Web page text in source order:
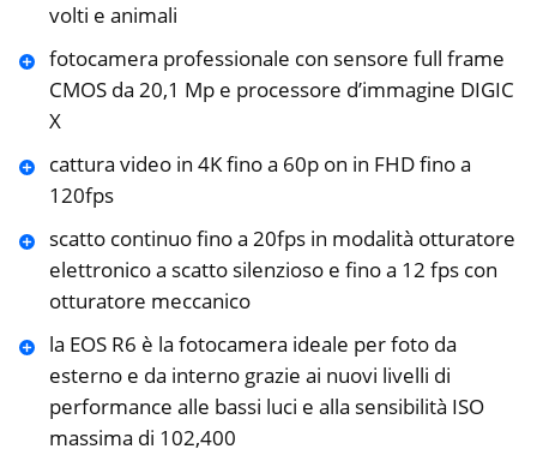
volti e animali
fotocamera professionale con sensore full frame
CMOS da 20,1 Mp e processore d’immagine DIGIC
X
cattura video in 4K fino a 60p on in FHD fino a
120fps
scatto continuo fino a 20fps in modalità otturatore
elettronico a scatto silenzioso e fino a 12 fps con
otturatore meccanico
la EOS R6 è la fotocamera ideale per foto da
esterno e da interno grazie ai nuovi livelli di
performance alle bassi luci e alla sensibilità ISO
massima di 102,400